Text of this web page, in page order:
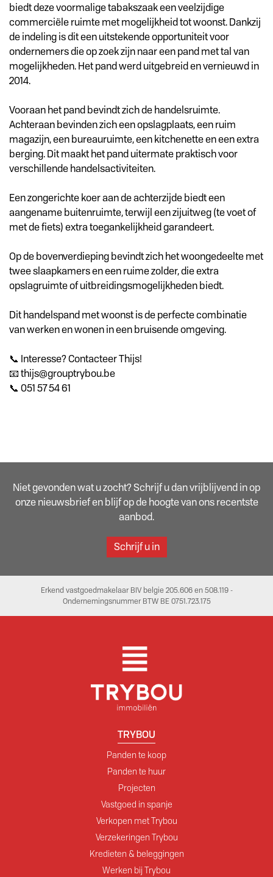
biedt deze voormalige tabakszaak een veelzijdige
commerciële ruimte met mogelijkheid tot woonst. Dankzij
de indeling is dit een uitstekende opportuniteit voor
ondernemers die op zoek zijn naar een pand met tal van
mogelijkheden. Het pand werd uitgebreid en vernieuwd in
2014.
Vooraan het pand bevindt zich de handelsruimte.
Achteraan bevinden zich een opslagplaats, een ruim
magazijn, een bureauruimte, een kitchenette en een extra
berging. Dit maakt het pand uitermate praktisch voor
verschillende handelsactiviteiten.
Een zongerichte koer aan de achterzijde biedt een
aangename buitenruimte, terwijl een zijuitweg (te voet of
met de fiets) extra toegankelijkheid garandeert.
Op de bovenverdieping bevindt zich het woongedeelte met
twee slaapkamers en een ruime zolder, die extra
opslagruimte of uitbreidingsmogelijkheden biedt.
Dit handelspand met woonst is de perfecte combinatie
van werken en wonen in een bruisende omgeving.
📞 Interesse? Contacteer Thijs!
📧 thijs@grouptrybou.be
📞 051 57 54 61
Niet gevonden wat u zocht? Schrijf u dan vrijblijvend in op
onze nieuwsbrief en blijf op de hoogte van ons recentste
aanbod.
Schrijf u in
Erkend vastgoedmakelaar BIV belgie 205.606 en 508.119 -
Ondernemingsnummer BTW BE 0751.723.175
TRYBOU
Panden te koop
Panden te huur
Projecten
Vastgoed in spanje
Verkopen met Trybou
Verzekeringen Trybou
Kredieten & beleggingen
Werken bij Trybou